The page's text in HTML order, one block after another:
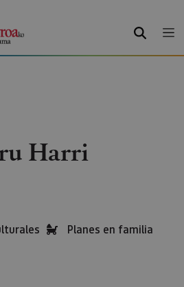
BUSCAR
Harri
Planes en familia